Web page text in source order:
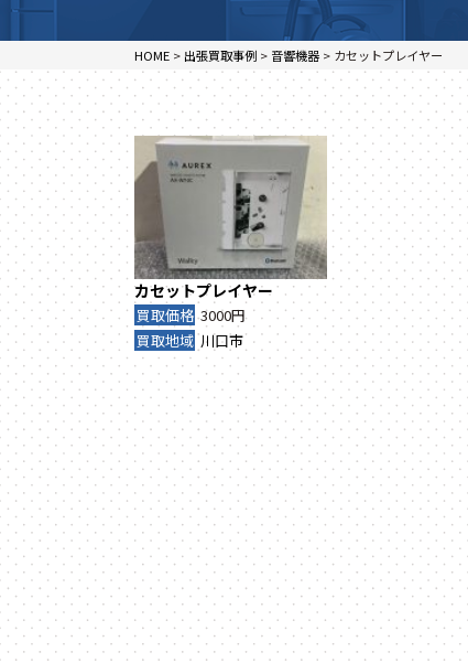
HOME > 出張買取事例 > 音響機器 > カセットプレイヤー
カセットプレイヤー
買取価格 3000円
買取地域 川口市